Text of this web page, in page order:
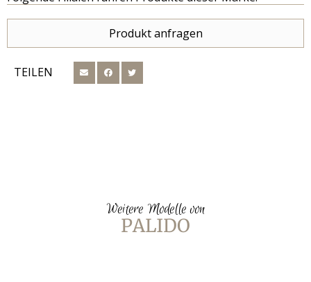
Produkt anfragen
TEILEN
Weitere Modelle von
PALIDO